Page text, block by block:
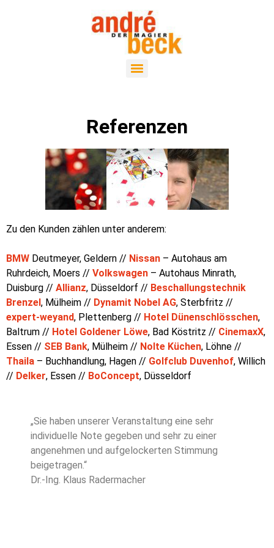
Referenzen
Zu den Kunden zählen unter anderem:
BMW Deutmeyer, Geldern // Nissan – Autohaus am
Ruhrdeich, Moers // Volkswagen – Autohaus Minrath,
Duisburg // Allianz, Düsseldorf // Beschallungstechnik
Brenzel, Mülheim // Dynamit Nobel AG, Sterbfritz //
expert-weyand, Plettenberg // Hotel Dünenschlösschen,
Baltrum // Hotel Goldener Löwe, Bad Köstritz // CinemaxX,
Essen // SEB Bank, Mülheim // Nolte Küchen, Löhne //
Thaila – Buchhandlung, Hagen // Golfclub Duvenhof, Willich
// Delker, Essen // BoConcept, Düsseldorf
„Sie haben unserer Veranstaltung eine sehr
individuelle Note gegeben und sehr zu einer
angenehmen und aufgelockerten Stimmung
beigetragen.“
Dr.-Ing. Klaus Radermacher